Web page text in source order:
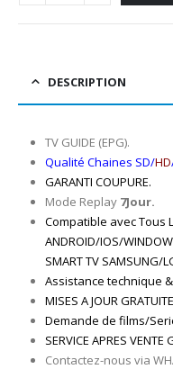
DESCRIPTION
TV GUIDE (EPG).
Qualité Chaines SD/HD
GARANTI COUPURE.
Mode Replay7Jour.
Compatible avec Tous
ANDROID/IOS/
SMART TV SAMSUNG/
Assistance technique
MISES A JOUR
Demande de films/
SERVICE APRES VENTE
Contactez-nous via